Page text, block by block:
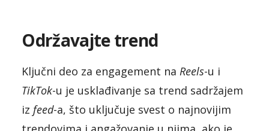
Održavajte trend
Ključni deo za engagement na Reels-u i
TikTok-u je usklađivanje sa trend sadržajem
iz feed-a, što uključuje svest o najnovijim